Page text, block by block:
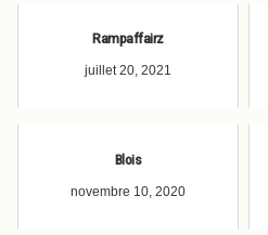
Rampaffairz
juillet 20, 2021
Blois
novembre 10, 2020